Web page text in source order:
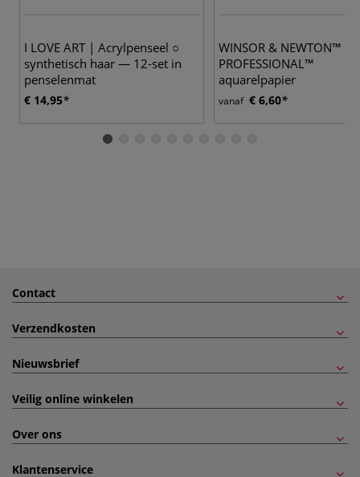
I LOVE ART | Acrylpenseel ○
synthetisch haar — 12-set in
penselenmat
€ 14,95
WINSOR & NEWTON™ |
PROFESSIONAL™
aquarelpapier
vanaf € 6,60
Contact
Verzendkosten
Nieuwsbrief
Veilig online winkelen
Over ons
Klantenservice